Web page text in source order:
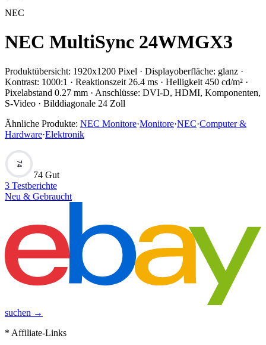
NEC
NEC MultiSync 24WMGX3
Produktübersicht: 1920x1200 Pixel · Displayoberfläche: glanz ·
Kontrast: 1000:1 · Reaktionszeit 26.4 ms · Helligkeit 450 cd/m² ·
Pixelabstand 0.27 mm · Anschlüsse: DVI-D, HDMI, Komponenten,
S-Video · Bilddiagonale 24 Zoll
Ähnliche Produkte: NEC Monitore·Monitore·NEC·Computer &
Hardware·Elektronik
74
74 Gut
3 Testberichte
Neu & Gebraucht
suchen →
* Affiliate-Links